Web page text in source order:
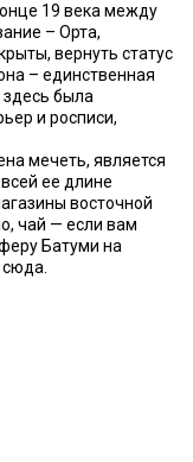
19 века между
– Орта,
вернуть статус
– единственная
была
и росписи,
мечеть, является
ее длине
восточной
чай — если вам
Батуми на
сюда.